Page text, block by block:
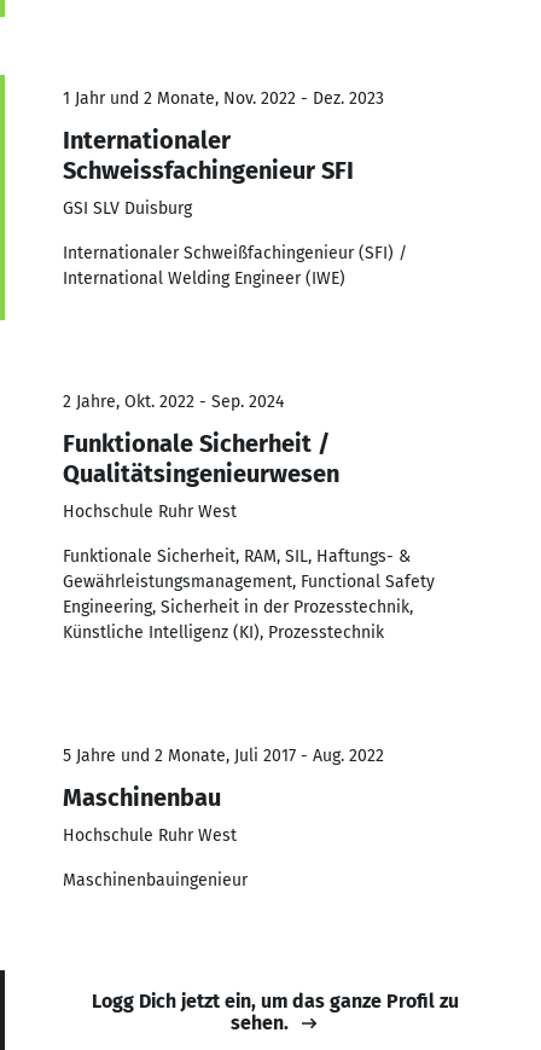
1 Jahr und 2 Monate, Nov. 2022 - Dez. 2023
Internationaler
Schweissfachingenieur SFI
GSI SLV Duisburg
Internationaler Schweißfachingenieur (SFI) /
International Welding Engineer (IWE)
2 Jahre, Okt. 2022 - Sep. 2024
Funktionale Sicherheit /
Qualitätsingenieurwesen
Hochschule Ruhr West
Funktionale Sicherheit, RAM, SIL, Haftungs- &
Gewährleistungsmanagement, Functional Safety
Engineering, Sicherheit in der Prozesstechnik,
Künstliche Intelligenz (KI), Prozesstechnik
5 Jahre und 2 Monate, Juli 2017 - Aug. 2022
Maschinenbau
Hochschule Ruhr West
Maschinenbauingenieur
Logg Dich jetzt ein, um das ganze Profil zu
sehen.